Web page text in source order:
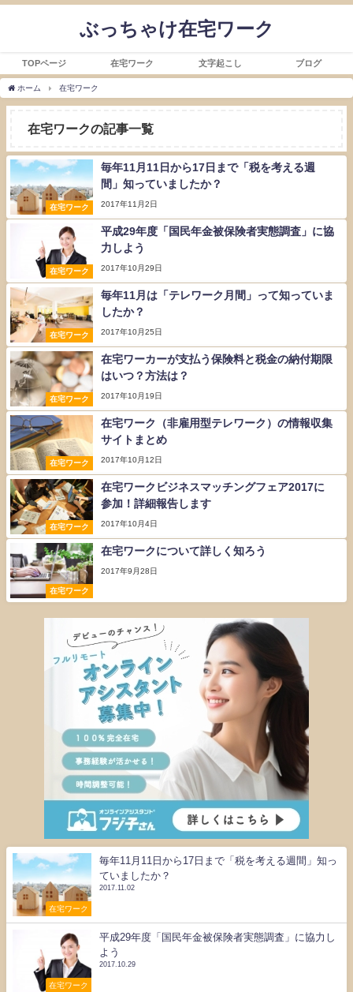
ぶっちゃけ在宅ワーク
TOPページ 在宅ワーク 文字起こし ブログ
ホーム 在宅ワーク
在宅ワークの記事一覧
在宅ワーク
毎年11月11日から17日まで「税を考える週
間」知っていましたか？
2017年11月2日
在宅ワーク
平成29年度「国民年金被保険者実態調査」に協
力しよう
2017年10月29日
在宅ワーク
毎年11月は「テレワーク月間」って知っていま
したか？
2017年10月25日
在宅ワーク
在宅ワーカーが支払う保険料と税金の納付期限
はいつ？方法は？
2017年10月19日
在宅ワーク
在宅ワーク（非雇用型テレワーク）の情報収集
サイトまとめ
2017年10月12日
在宅ワーク
在宅ワークビジネスマッチングフェア2017に
参加！詳細報告します
2017年10月4日
在宅ワーク
在宅ワークについて詳しく知ろう
2017年9月28日
在宅ワーク
毎年11月11日から17日まで「税を考える週間」知っ
ていましたか？
2017.11.02
在宅ワーク
平成29年度「国民年金被保険者実態調査」に協力し
よう
2017.10.29